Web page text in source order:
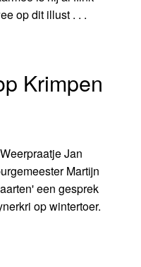
op dit illust . . .
Krimpen
Jan
Martijn
een gesprek
op wintertoer.